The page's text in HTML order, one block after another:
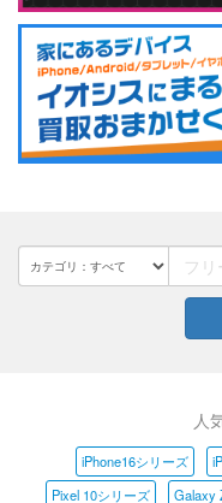
人
iPhone16シリーズ
Pixel 10シリーズ
Galaxy